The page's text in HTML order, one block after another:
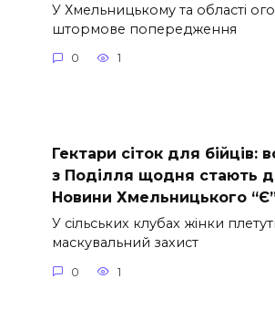
У Хмельницькому та області
штормове попередження
0 1
Гектари сіток для бійців:
з Поділля щодня стають
Новини Хмельницького
У сільських клубах жінки
маскувальний захист
0 1